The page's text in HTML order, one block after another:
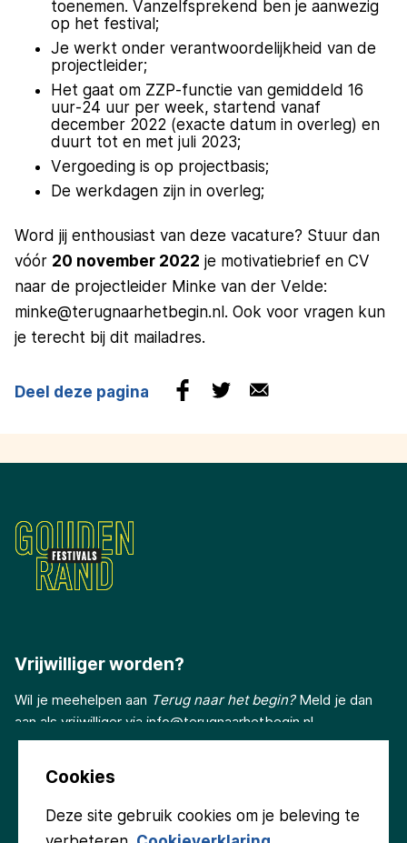
Cookies
Deze site gebruik cookies om je beleving te
toenemen. Vanzelfsprekend ben je aanwezig
op het festival;
Je werkt onder verantwoordelijkheid van de
projectleider;
Het gaat om ZZP-functie van gemiddeld 16
uur-24 uur per week, startend vanaf
december 2022 (exacte datum in overleg) en
duurt tot en met juli 2023;
Vergoeding is op projectbasis;
De werkdagen zijn in overleg;
Word jij enthousiast van deze vacature? Stuur dan
vóór 20 november 2022 je motivatiebrief en CV
naar de projectleider Minke van der Velde:
minke@terugnaarhetbegin.nl. Ook voor vragen kun
je terecht bij dit mailadres.
Deel deze pagina
Vrijwilliger worden?
Wil je meehelpen aan Terug naar het begin? Meld je dan
aan als vrijwilliger via info@terugnaarhetbegin.nl